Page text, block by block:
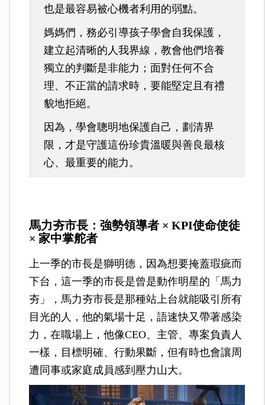
也是最容易被心機者利用的弱點。
媽媽們，務必引導孩子學會自我保護，
建立起清晰的人我界線，教會他們培養
獨立的判斷是非能力；面對任何不合
理、不正當的請求時，要能堅定且有禮
貌地拒絕。
因為，學會聰明地保護自己，劃清界
限，才是守護這份珍貴溫暖與善良最核
心、最重要的能力。
馬力夯市長：強勢領導者 × KPI使命使徒
× 家中掌舵者
上一季的市長是獅明德，因為想要掩蓋瑕疵而
下台，這一季的市長是曾是動作明星的「馬力
夯」，馬力夯市長是那種站上台就能吸引所有
目光的人，他的氣場十足，語速快又帶著感染
力，在職場上，他像CEO、主管、專案負責人
一樣，目標明確、行動果斷，但有時也會讓周
遭同事或家庭成員感到壓力山大。